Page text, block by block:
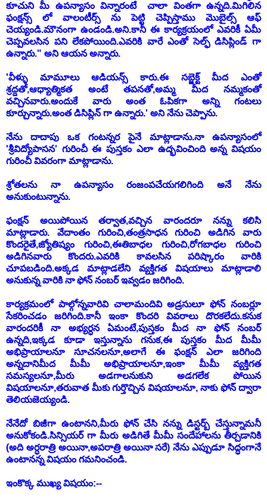
కూచుని మీ ఉపన్యాసం విన్నారంటే చాలా వింతగా ఉన్నది.మిగిలిన
ఫంక్షన్స్ లో వాలంటీర్స్ ను పెట్టి చెప్పిస్తాము మొబైల్స్ ఆఫ్
చెయ్యండి.మౌనంగా ఉండండి.అని.కానీ ఈ కార్యక్రయంలో ఎవరికీ ఏమీ
చెప్పవలసిన పని లేకపోయింది.ఎవరికి వారే ఎంతో సెల్ఫ్ డిసిప్లిండ్ గా
ఉన్నారు." అని ఆయన అన్నారు.
'వీళ్ళు మామూలు ఆడియన్స్ కారు.ఈ సబ్జెక్ట్ మీద ఎంతో
శ్రద్దతో,ఆధ్యాత్మికత అంటే తపనతో,అమ్మ మీద నమ్మకంతో
వచ్చినవారు.అందుకే వారు అంత ఓపికగా అన్ని గంటలు
కూర్చున్నారు.అంత డిసిప్లిన్ గా ఉన్నారు.' అని నేను చెప్పాను.
నేను దాదాపు ఒక గంటన్నర పైనే మాట్లాడాను.నా ఉపన్యాసంలో
'శ్రీవిద్యోపాసన' గురించీ ఈ పుస్తకం ఎలా ఉద్భవించింది అన్న విషయం
గురించీ వివరంగా మాట్లాడాను.
శ్రోతలను నా ఉపన్యాసం రంజంపచేయగలిగింది అనే నేను
అనుకుంటున్నాను.
ఫంక్షన్ అయిపోయిన తర్వాత,వచ్చిన వారందరూ నన్ను కలిసి
మాట్లాడారు. వేదాంతం గురించి,తంత్రసాధన గురించి అడిగిన వారు
కొందరైతే,జ్యోతిష్యం గురించి,ఈతిబాధల గురించి,రోగబాధల గురించి
అడిగినవారు కొందరు.ఎవరికి కావలసిన పరిష్కారం వారికి
చూపబడింది.అక్కడ మాట్లాడలేని వ్యక్తిగత విషయాలు మాట్లాడాలి
అనుకున్న వారికి నా ఫోన్ నంబర్ ఇవ్వడం జరిగింది.
కార్యక్రమంలో పాల్గోన్నవారివి చాలామందివి అడ్రసులూ ఫోన్ నంబర్లూ
సేకరించడం జరిగింది.కానీ ఇంకా కొందరి వివరాలు దొరకలేదు.కనుక
వారందరికీ నా అభ్యర్ధన ఏమంటే,పుస్తకం మీద నా ఫోన్ నంబర్
ఉన్నది,ఇక్కడ కూడా ఇస్తున్నాను గనుక,ఈ పుస్తకం మీద మీమీ
అభిప్రాయాలనూ సూచనలనూ,అలాగే ఈ ఫంక్షన్ ఎలా జరిగింది
అన్నదానిమీద మీమీ అభిప్రాయాలనూ,ఇంకా మీమీ వ్యక్తిగత
సమస్యలనూ,మీరు అడగాలనుకుని అడగలేక పోయిన
విషయాలనూ,తరువాత మీకు గుర్తొచ్చిన విషయాలనూ, నాకు ఫోన్ ద్వారా
తెలియజెయ్యండి.
నేనేదో బిజీగా ఉంటానని,మీరు ఫోన్ చేసి నన్ను డిస్టర్బ్ చేస్తున్నామనీ
అనుకోకండి.సిన్సియర్ గా మీరు అడిగితే మీమీ సందేహాలను తీర్చడానికి
(అది అర్ధరాత్రి అయినా,అపరాత్రి అయినా సరే) నేను ఎప్పుడూ సిద్ధంగానే
ఉంటానన్న విషయం గమనించండి.
ఇంకొక్క ముఖ్య విషయం:--